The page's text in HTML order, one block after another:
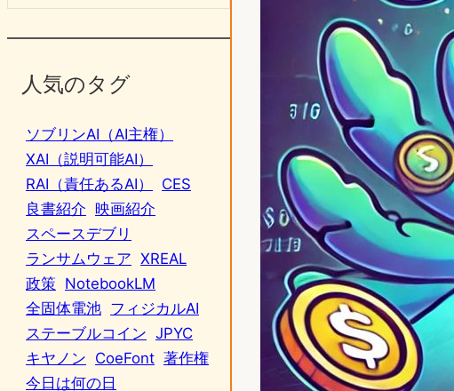
人気のタグ
ソブリンAI（AI主権）
XAI（説明可能AI）
RAI（責任あるAI）
CES
良書紹介 映画紹介
スペースデブリ
ランサムウェア XREAL
政策 NotebookLM
全固体電池 フィジカルAI
ステーブルコイン JPYC
キヤノン CoeFont 著作権
今日は何の日